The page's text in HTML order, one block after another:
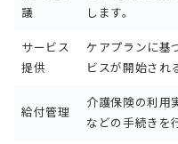
議
します。
サービス
提供
ケアプランに基
ビスが開始され
給付管理
介護保険の利用
などの手続きを